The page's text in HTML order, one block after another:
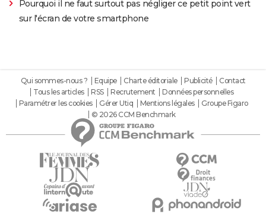
Pourquoi il ne faut surtout pas négliger ce petit point vert
sur l'écran de votre smartphone
Qui sommes-nous ? Equipe Charte éditoriale Publicité
Contact
Tous les articles
RSS Recrutement
Données personnelles
Paramétrer les cookies
Gérer Utiq Mentions légales
Groupe Figaro
© 2026 CCM Benchmark